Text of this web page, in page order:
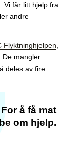
Vi får litt hjelp fra
andre
Flyktninghjelpen,
De mangler
deles av fire
å få mat
om hjelp.